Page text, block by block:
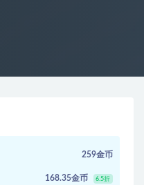
259金币
168.35金币 6.5折